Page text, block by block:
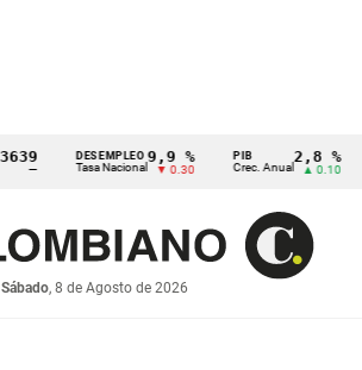
DESEMPLEO
Tasa Nacional
9,9 %
▼ 0.30
PIB
Crec. Anual
2,8 %
▲ 0.10
TRM
Tasa
Sábado, 8 de Agosto de 2026